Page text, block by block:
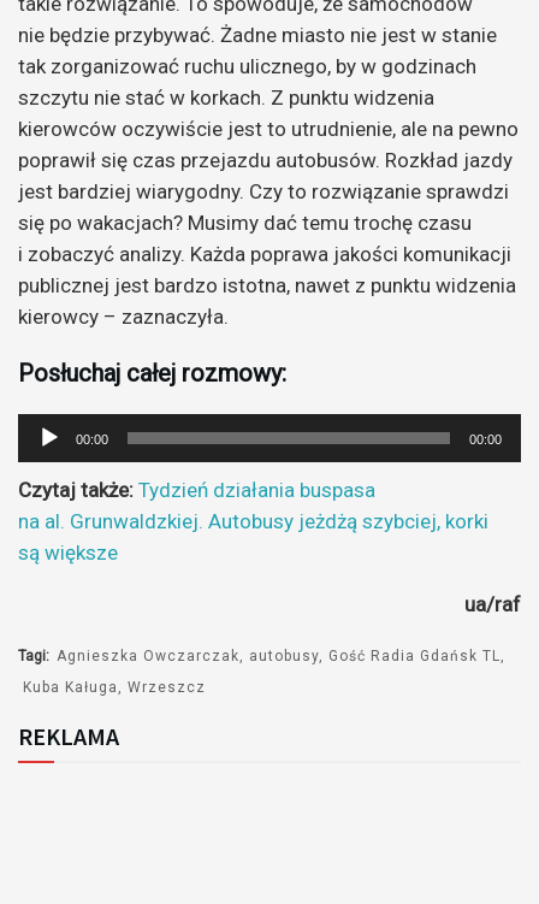
nie będzie przybywać. Żadne miasto nie jest w stanie
tak zorganizować ruchu ulicznego, by w godzinach
szczytu nie stać w korkach. Z punktu widzenia
kierowców oczywiście jest to utrudnienie, ale na pewno
poprawił się czas przejazdu autobusów. Rozkład jazdy
jest bardziej wiarygodny. Czy to rozwiązanie sprawdzi
się po wakacjach? Musimy dać temu trochę czasu
i zobaczyć analizy. Każda poprawa jakości komunikacji
publicznej jest bardzo istotna, nawet z punktu widzenia
kierowcy – zaznaczyła.
Posłuchaj całej rozmowy:
Odtwarzacz
plików
dźwiękowych
00:00 00:00
Czytaj także: Tydzień działania buspasa
na al. Grunwaldzkiej. Autobusy jeżdżą szybciej, korki
są większe
ua/raf
Tagi: Agnieszka Owczarczak autobusy
Gość Radia Gdańsk TL
Kuba Kaługa
Wrzeszcz
REKLAMA